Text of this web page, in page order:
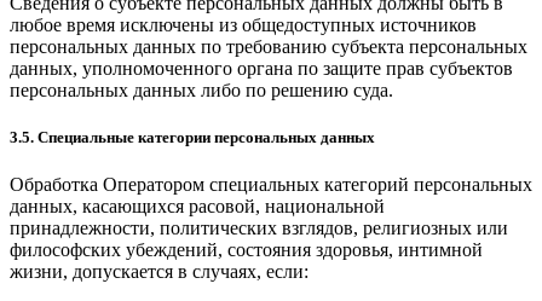
любое время исключены из общедоступных источников
персональных данных по требованию субъекта персональных
данных, уполномоченного органа по защите прав субъектов
персональных данных либо по решению суда.
3.5. Специальные категории персональных данных
Обработка Оператором специальных категорий персональных
данных, касающихся расовой, национальной
принадлежности, политических взглядов, религиозных или
философских убеждений, состояния здоровья, интимной
жизни, допускается в случаях, если: